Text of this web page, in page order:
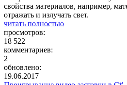
свойства материалов, например,
отражать и излучать свет.
читать полностью
просмотров:
18 522
комментариев:
2
обновлено:
19.06.2017